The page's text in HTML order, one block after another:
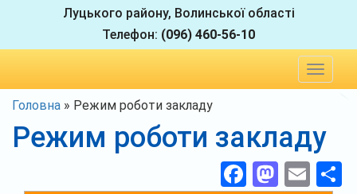
Луцького району, Волинської області
Телефон: (096) 460-56-10
Toggle
Головна » Режим роботи закладу
Режим роботи закладу
Facebook